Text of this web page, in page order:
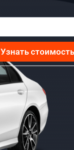
Узнать